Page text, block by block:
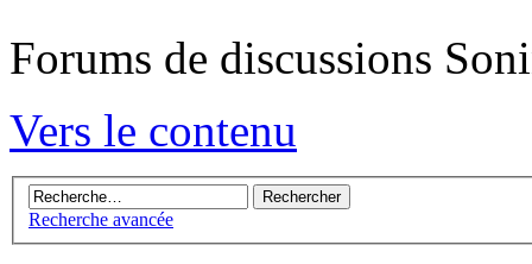
Forums de discussions
Vers le contenu
Recherche avancée